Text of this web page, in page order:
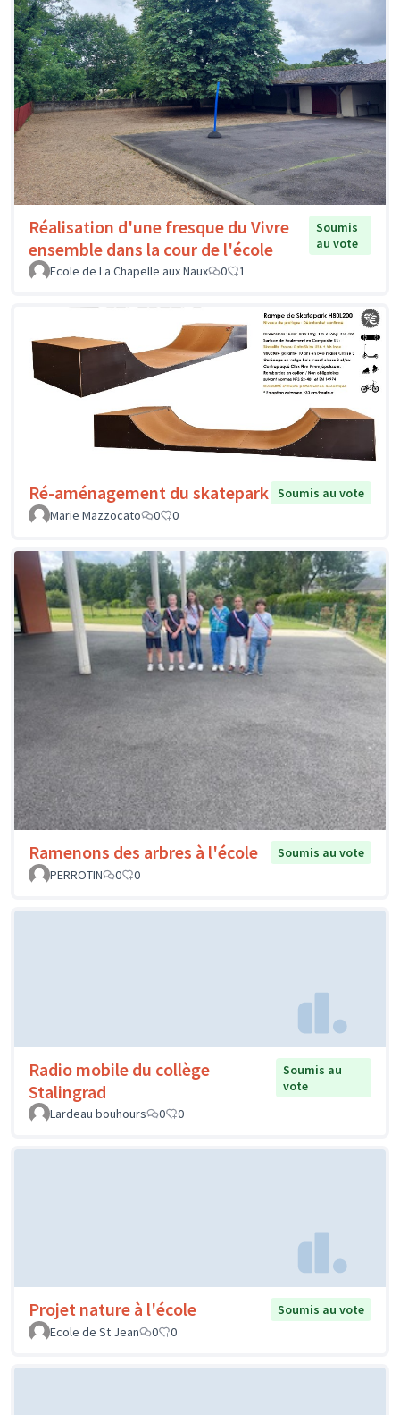
Réalisation d'une fresque du Vivre
ensemble dans la cour de l'école
Soumis
au vote
Ecole de La Chapelle aux Naux
0 1
Ré-aménagement du skatepark Soumis au vote
Marie Mazzocato
0 0
Ramenons des arbres à l'école
Soumis au vote
PERROTIN
0 0
Radio mobile du collège
Stalingrad
Soumis au
vote
Lardeau bouhours
0 0
Projet nature à l'école
Soumis au vote
Ecole de St Jean
0 0